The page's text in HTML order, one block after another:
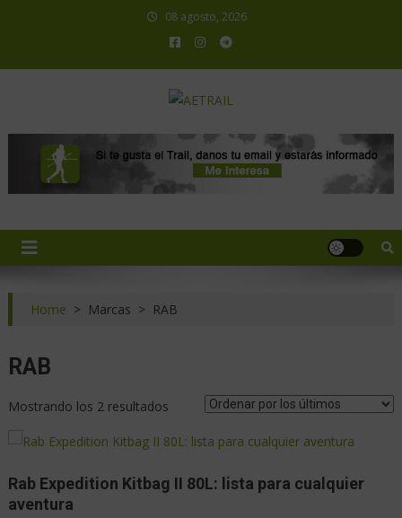
08 agosto, 2026
Home > Marcas > RAB
RAB
Mostrando los 2 resultados
Rab Expedition Kitbag II 80L: lista para cualquier
aventura